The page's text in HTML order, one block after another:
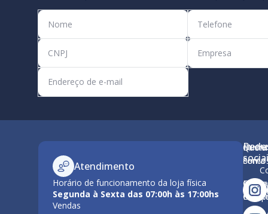
Atendimento
Horário de funcionamento da loja física
Segunda à Sexta das 07:00h às 17:00hs
Vendas
Minha
conta
Como
Quem
Nossa